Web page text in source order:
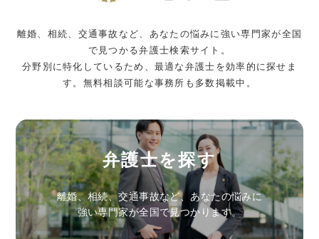
離婚、相続、交通事故など、あなたの悩みに強い専門家が全国
で見つかる弁護士検索サイト。
分野別に特化しているため、最適な弁護士を効率的に探せま
す。無料相談可能な事務所も多数掲載中。
弁護士を探す
離婚、相続、交通事故など、あなたの悩みに
強い専門家が全国で見つかります。